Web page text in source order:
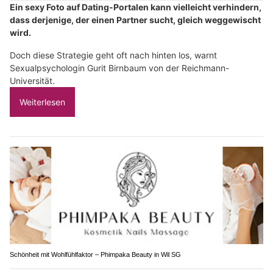
Ein sexy Foto auf Dating-Portalen kann vielleicht verhindern,
dass derjenige, der einen Partner sucht, gleich weggewischt
wird.
Doch diese Strategie geht oft nach hinten los, warnt
Sexualpsychologin Gurit Birnbaum von der Reichmann-
Universität.
Weiterlesen
Schönheit mit Wohlfühlfaktor – Phimpaka Beauty in Wil SG